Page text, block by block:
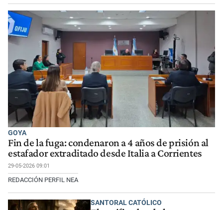
GOYA
Fin de la fuga: condenaron a 4 años de prisión al
estafador extraditado desde Italia a Corrientes
29-05-2026 09:01
REDACCIÓN PERFIL NEA
SANTORAL CATÓLICO